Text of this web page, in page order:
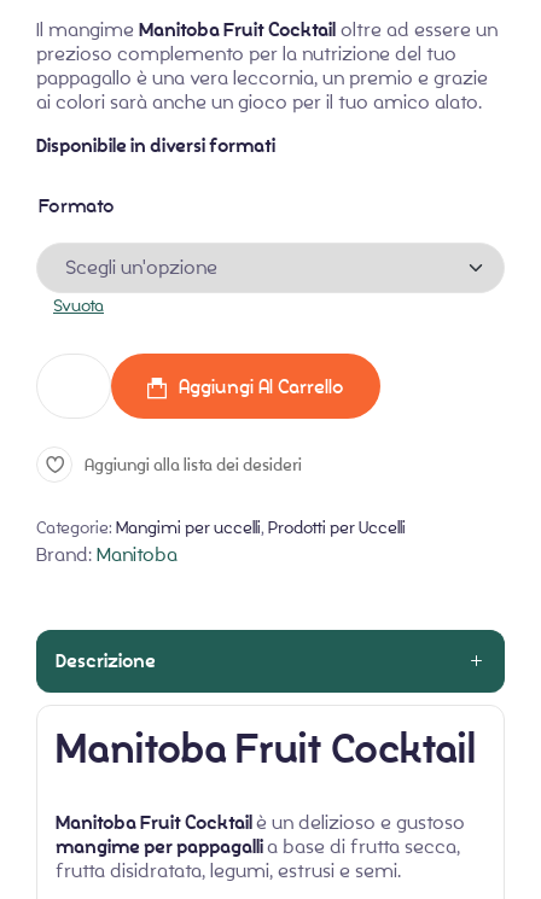
Il mangime Manitoba Fruit Cocktailoltre ad essere un
prezioso complemento per la nutrizione del tuo
pappagallo è una vera leccornia, un premio e grazie
ai colori sarà anche un gioco per il tuo amico alato.
Disponibile in diversi formati
Formato
Svuota
Aggiungi Al Carrello
Aggiungi alla lista dei desideri
Categorie: Mangimi per uccelli, Prodotti per Uccelli
Brand:Manitoba
Descrizione
Manitoba Fruit Cocktail
Manitoba Fruit Cocktailè un delizioso e gustoso
mangime per pappagallia base di frutta secca,
frutta disidratata, legumi, estrusi e semi.